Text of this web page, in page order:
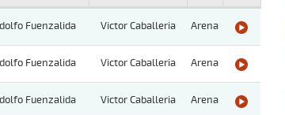
Fuenzalida Victor Caballeria Arena
Fuenzalida Victor Caballeria Arena
Fuenzalida Victor Caballeria Arena